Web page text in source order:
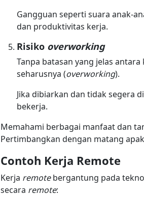
Gangguan seperti suara anak-
dan produktivitas kerja.
Risiko overworking
Tanpa batasan yang jelas
seharusnya (overworking).
Jika dibiarkan dan tidak segera
bekerja.
Memahami berbagai manfaat dan
Pertimbangkan dengan matang
Contoh Kerja Remote
Kerja remotebergantung pada
secara remote: